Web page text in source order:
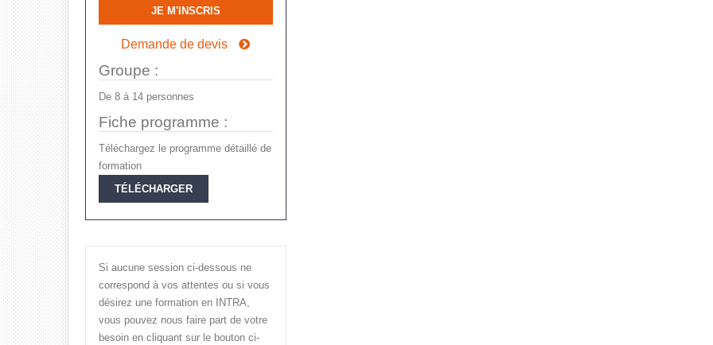
JE M'INSCRIS
Demande de devis
Groupe :
De 8 à 14 personnes
Fiche programme :
Téléchargez le programme détaillé de
formation
TÉLÉCHARGER
Si aucune session ci-dessous ne
correspond à vos attentes ou si vous
désirez une formation en INTRA,
vous pouvez nous faire part de votre
besoin en cliquant sur le bouton ci-